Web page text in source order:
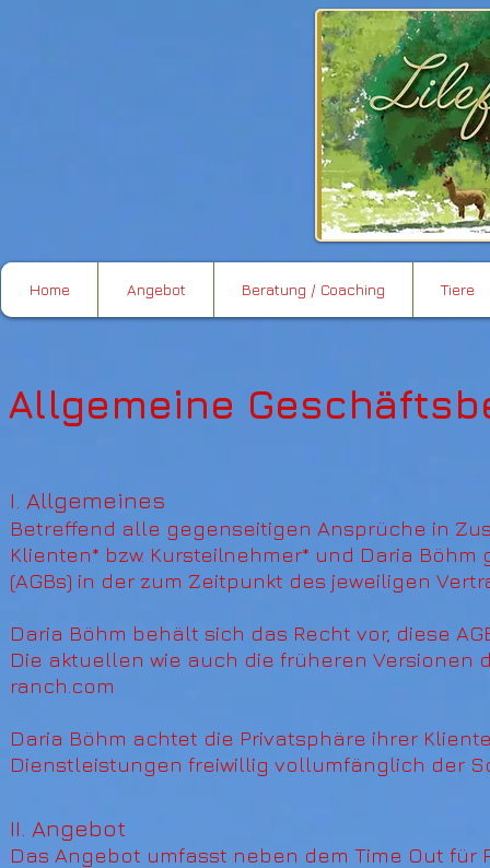
Home Angebot Beratung / Coaching Tiere
​Allgemeine
I. Allgemeines
Betreffend alle gegenseitigen Ansprüche in
Klienten* bzw. Kursteilnehmer* und Daria
(AGBs) in der zum Zeitpunkt des jeweiligen
Daria Böhm behält sich das Recht vor, diese
Die aktuellen wie auch die früheren Versionen
ranch.com
Daria Böhm achtet die Privatsphäre ihrer
Dienstleistungen freiwillig vollumfänglich der
II. Angebot
Das Angebot umfasst neben dem Time Out